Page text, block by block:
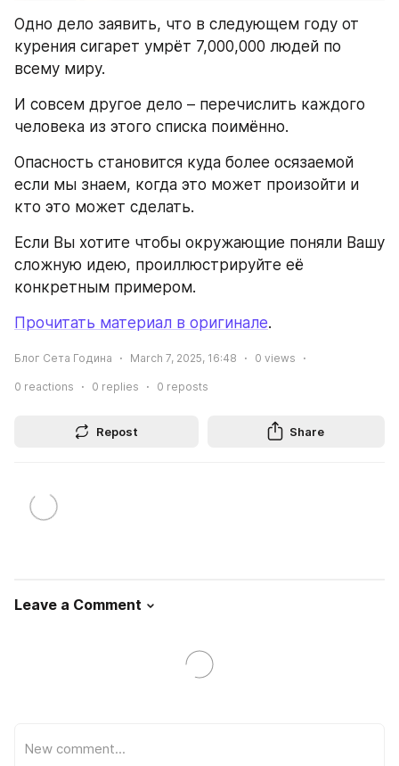
Одно дело заявить, что в следующем году от
курения сигарет умрёт 7,000,000 людей по
всему миру.
И совсем другое дело – перечислить каждого
человека из этого списка поимённо.
Опасность становится куда более осязаемой
если мы знаем, когда это может произойти и
кто это может сделать.
Если Вы хотите чтобы окружающие поняли Вашу
сложную идею, проиллюстрируйте её
конкретным примером.
Прочитать материал в оригинале.
Блог Сета Година March 7, 2025, 16:48 0 views
0 reactions 0 replies 0 reposts
Repost Share
Leave a Comment